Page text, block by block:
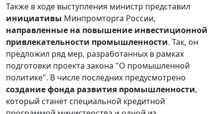
Также в ходе выступления министр представил
инициативы Минпромторга России,
направленные на повышение инвестиционной
привлекательности промышленности. Так, он
предложил ряд мер, разработанных в рамках
подготовки проекта закона "О промышленной
политике". В числе последних предусмотрено
создание фонда развития промышленности,
который станет специальной кредитной